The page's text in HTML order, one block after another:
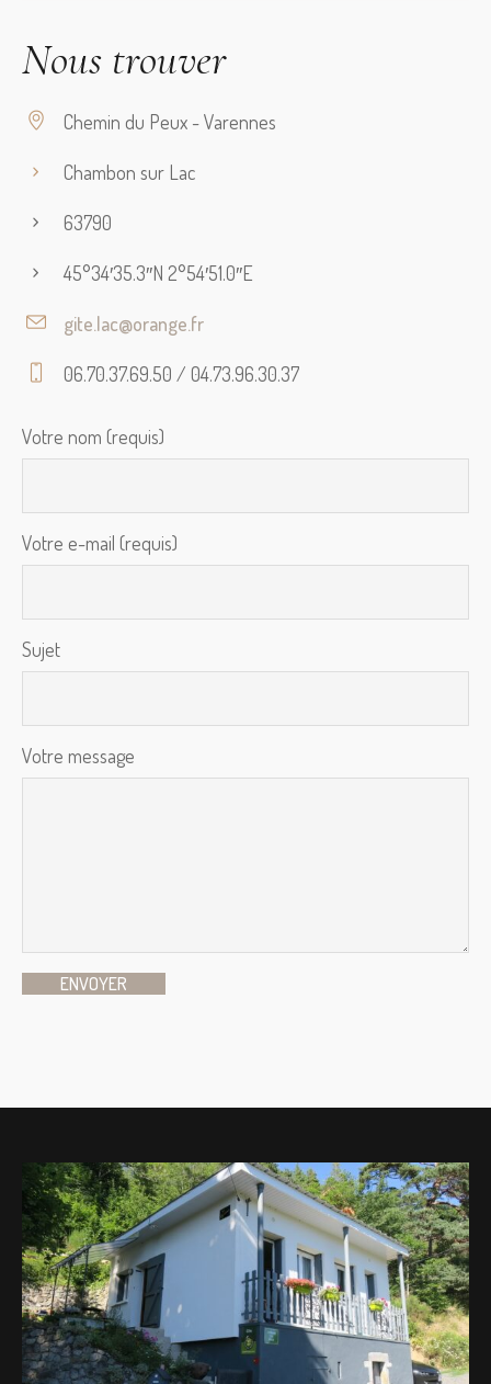
Nous trouver
Chemin du Peux - Varennes
Chambon sur Lac
63790
45°34′35.3′′N 2°54′51.0′′E
gite.lac@orange.fr
06.70.37.69.50 / 04.73.96.30.37
Votre nom (requis)
Votre e-mail (requis)
Sujet
Votre message